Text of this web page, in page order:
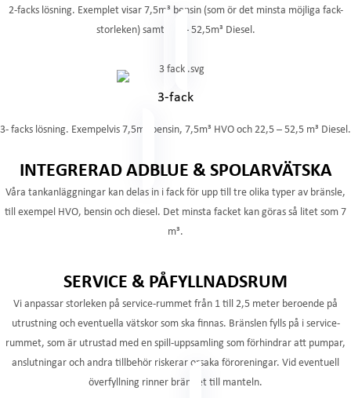
2-facks lösning. Exemplet visar 7,5m³ bensin (som ör det minsta möjliga fack-
storleken) samt 7,5 – 52,5m³ Diesel.
3-fack
3- facks lösning. Exempelvis 7,5m³ bensin, 7,5m³ HVO och 22,5 – 52,5 m³ Diesel.
INTEGRERAD ADBLUE & SPOLARVÄTSKA
Våra tankanläggningar kan delas in i fack för upp till tre olika typer av bränsle,
till exempel HVO, bensin och diesel. Det minsta facket kan göras så litet som 7
m³.
SERVICE & PÅFYLLNADSRUM
Vi anpassar storleken på service-rummet från 1 till 2,5 meter beroende på
utrustning och eventuella vätskor som ska finnas. Bränslen fylls på i service-
rummet, som är utrustad med en spill-uppsamling som förhindrar att pumpar,
anslutningar och andra tillbehör riskerar orsaka föroreningar. Vid eventuell
överfyllning rinner bränslet till manteln.